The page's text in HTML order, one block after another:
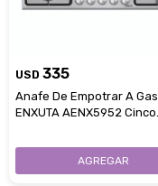
USD 335
Anafe De Empotrar A Gas
ENXUTA AENX5952 Cinco